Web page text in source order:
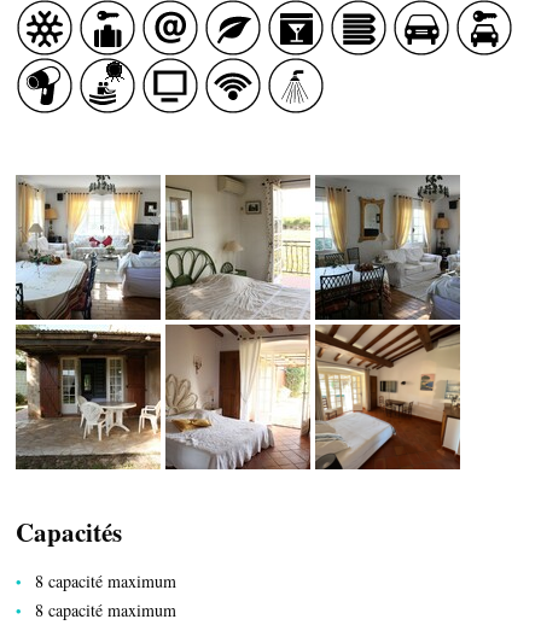
CÔTÉ NATURE
HÉBERGEMENTS
SANTÉ
Capacités
8 capacité maximum
8 capacité maximum